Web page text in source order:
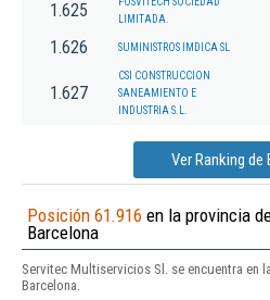
1.625
LIMITADA.
1.626 SUMINISTROS IMDICA SL
1.627
CSI CONSTRUCCION
SANEAMIENTO E
INDUSTRIA S.L.
Ver Ranking de
Posición 61.916 en la provincia
Barcelona
Servitec Multiservicios Sl. se encuentra en
Barcelona.